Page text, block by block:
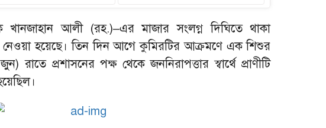
খানজাহান আলী (রহ.)–এর মাজার সংলগ্ন দিঘিতে থাকা
নেওয়া হয়েছে। তিন দিন আগে কুমিরটির আক্রমণে এক শিশুর
প্রশাসনের পক্ষ থেকে জননিরাপত্তার স্বার্থে প্রাণীটি